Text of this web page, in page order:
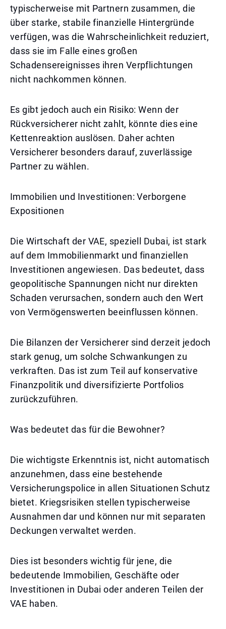
typischerweise mit Partnern zusammen, die
über starke, stabile finanzielle Hintergründe
verfügen, was die Wahrscheinlichkeit reduziert,
dass sie im Falle eines großen
Schadensereignisses ihren Verpflichtungen
nicht nachkommen können.
Es gibt jedoch auch ein Risiko: Wenn der
Rückversicherer nicht zahlt, könnte dies eine
Kettenreaktion auslösen. Daher achten
Versicherer besonders darauf, zuverlässige
Partner zu wählen.
Immobilien und Investitionen: Verborgene
Expositionen
Die Wirtschaft der VAE, speziell Dubai, ist stark
auf dem Immobilienmarkt und finanziellen
Investitionen angewiesen. Das bedeutet, dass
geopolitische Spannungen nicht nur direkten
Schaden verursachen, sondern auch den Wert
von Vermögenswerten beeinflussen können.
Die Bilanzen der Versicherer sind derzeit jedoch
stark genug, um solche Schwankungen zu
verkraften. Das ist zum Teil auf konservative
Finanzpolitik und diversifizierte Portfolios
zurückzuführen.
Was bedeutet das für die Bewohner?
Die wichtigste Erkenntnis ist, nicht automatisch
anzunehmen, dass eine bestehende
Versicherungspolice in allen Situationen Schutz
bietet. Kriegsrisiken stellen typischerweise
Ausnahmen dar und können nur mit separaten
Deckungen verwaltet werden.
Dies ist besonders wichtig für jene, die
bedeutende Immobilien, Geschäfte oder
Investitionen in Dubai oder anderen Teilen der
VAE haben.